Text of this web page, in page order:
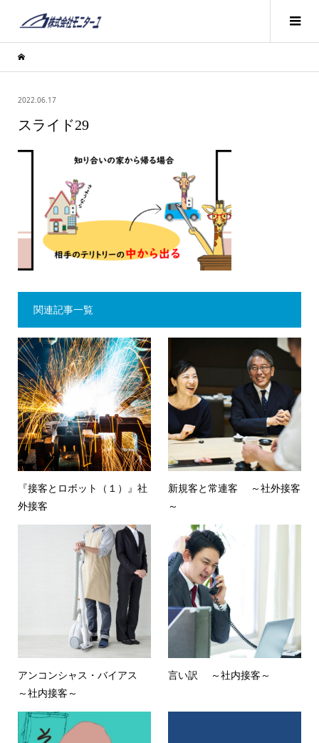
2022.06.17
スライド29
関連記事一覧
『接客とロボット（１）』社
外接客
新規客と常連客 ～社外接客
～
アンコンシャス・バイアス
～社内接客～
言い訳 ～社内接客～